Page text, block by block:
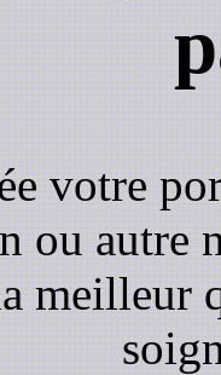
votre
ou autre
meilleur